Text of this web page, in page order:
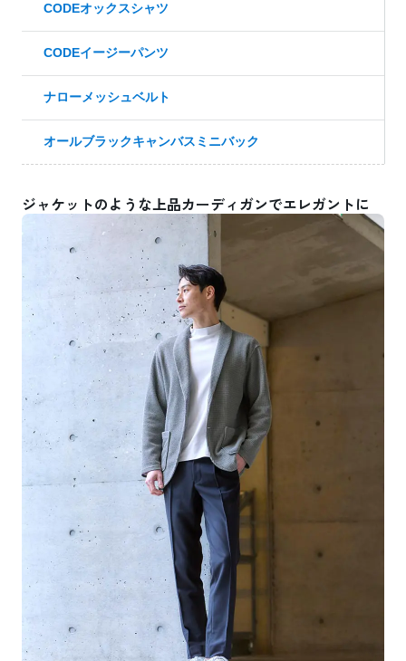
CODEオックスシャツ
CODEイージーパンツ
ナローメッシュベルト
オールブラックキャンバスミニバック
ジャケットのような上品カーディガンでエレガントに